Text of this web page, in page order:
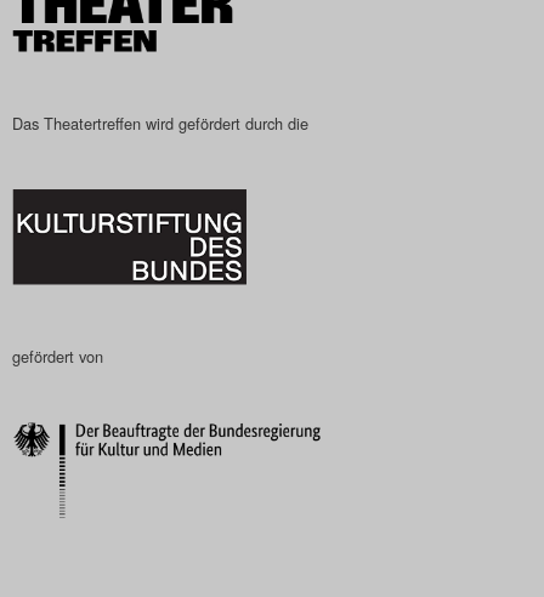
Das Theatertreffen wird gefördert durch die
gefördert von